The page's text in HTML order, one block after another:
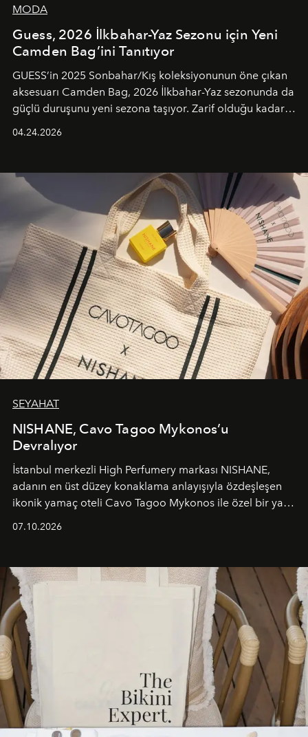
MODA
Guess, 2026 İlkbahar-Yaz Sezonu için Yeni
Camden Bag’ini Tanıtıyor
GUESS’in 2025 Sonbahar/Kış koleksiyonunun öne çıkan
aksesuarı Camden Bag, 2026 İlkbahar-Yaz sezonunda da
güçlü duruşunu yeni sezona taşıyor. Zarif olduğu kadar
04.24.2026
SEYAHAT
NISHANE, Cavo Tagoo Mykonos’u
Devralıyor
İstanbul merkezli High Perfumery markası NISHANE,
adanın en üst düzey konaklama anlayışıyla özdeşleşen
ikonik yamaç oteli Cavo Tagoo Mykonos ile özel bir yaz
buluşturarak markanın Cavo Tagoo’daki varlığını
sürükleyici ve mevsime özel bir deneyime dönüştürüyor.
07.10.2026